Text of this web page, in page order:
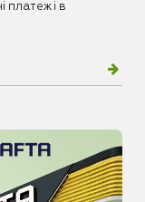
платежі в